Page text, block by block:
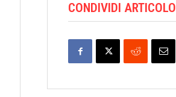
CONDIVIDI ARTICOLO